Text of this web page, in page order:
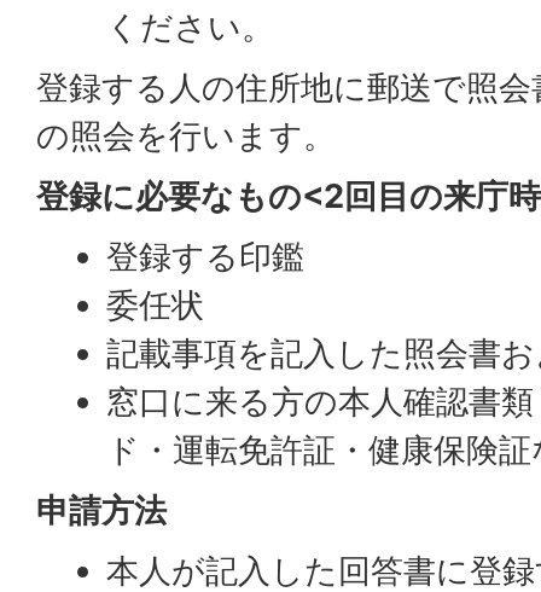
ください。
登録する人の住所地に郵送で照
の照会を行います。
登録に必要なもの<2回目の来庁
登録する印鑑
委任状
記載事項を記入した照会書
窓口に来る方の本人確認書
ド・運転免許証・健康保険
申請方法
本人が記入した回答書に登